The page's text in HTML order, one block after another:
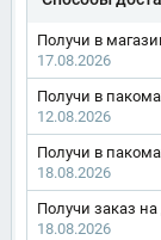
Получи в
17.08.2026
Получи в
12.08.2026
Получи в
18.08.2026
Получи заказ
18.08.2026